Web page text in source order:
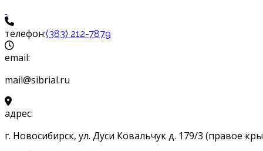
телефон:(383) 212-7879
email:
mail@sibrial.ru
адрес:
г. Новосибирск, ул. Дуси Ковальчук д. 179/3 (правое